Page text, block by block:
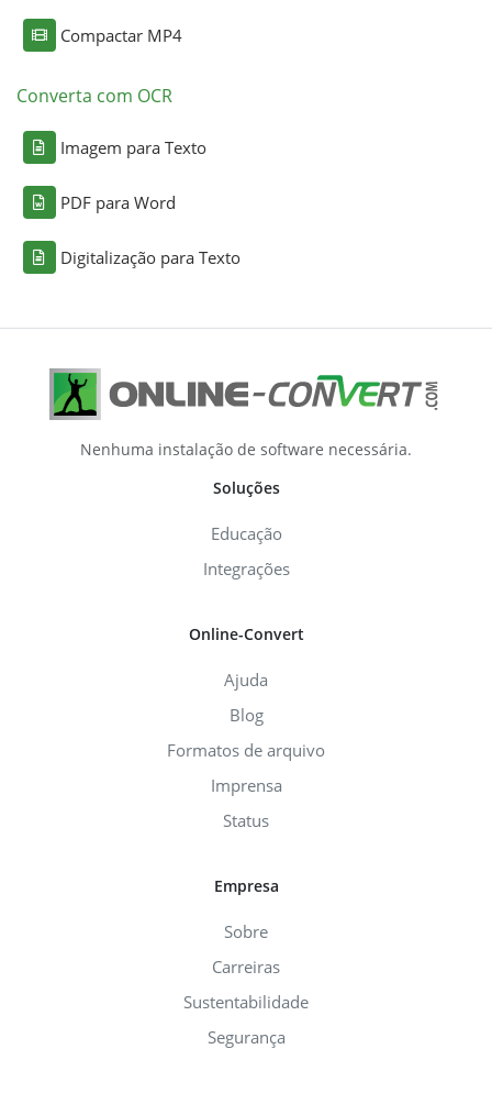
Compactar MP4
Converta com OCR
Imagem para Texto
PDF para Word
Digitalização para Texto
Nenhuma instalação de software necessária.
Soluções
Educação
Integrações
Online-Convert
Ajuda
Blog
Formatos de arquivo
Imprensa
Status
Empresa
Sobre
Carreiras
Sustentabilidade
Segurança